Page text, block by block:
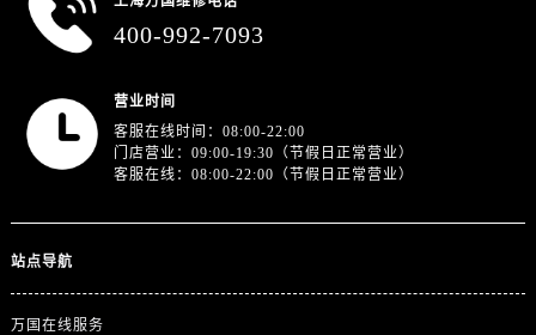
400-992-7093
营业时间
客服在线时间：08:00-22:00
门店营业：09:00-19:30（节假日正常营业）
客服在线：08:00-22:00（节假日正常营业）
站点导航
万国在线服务